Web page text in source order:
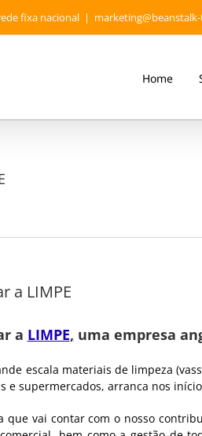
fixa nacional |
Home
a LIMPE
a LIMPE, uma empresa
escala materiais de limpeza
e supermercados, arranca nos
que vai contar com o nosso